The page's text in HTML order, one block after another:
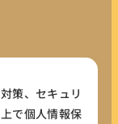
策、セキュリ
で個人情報保